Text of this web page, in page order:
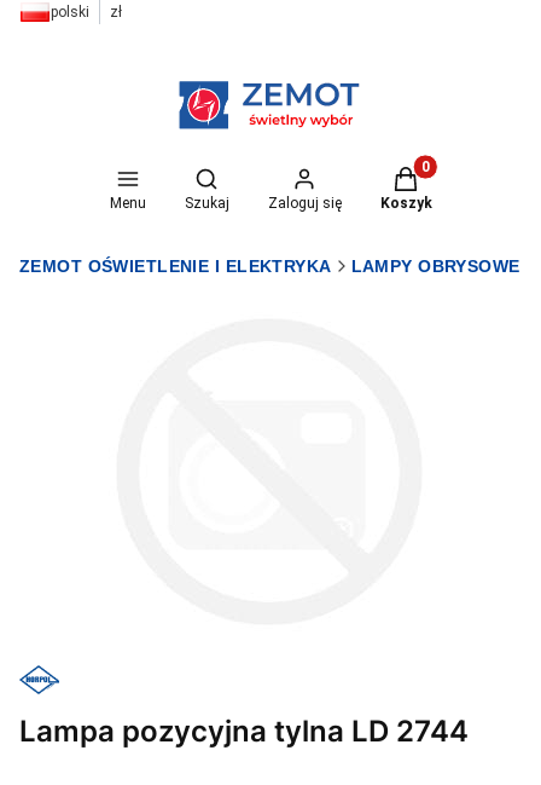
polski zł
Menu
Otwórz wyszukiwarkę
Szukaj Zaloguj się
Produkty w
Koszyk
ZEMOT OŚWIETLENIE I ELEKTRYKA LAMPY OBRYSOWE
Lampa pozycyjna tylna LD 2744